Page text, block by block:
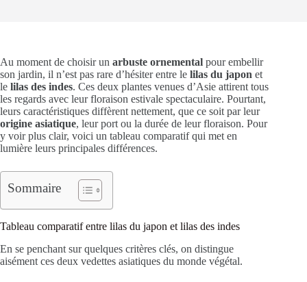
Au moment de choisir un arbuste ornemental pour embellir
son jardin, il n’est pas rare d’hésiter entre le lilas du japon et
le lilas des indes. Ces deux plantes venues d’Asie attirent tous
les regards avec leur floraison estivale spectaculaire. Pourtant,
leurs caractéristiques diffèrent nettement, que ce soit par leur
origine asiatique, leur port ou la durée de leur floraison. Pour
y voir plus clair, voici un tableau comparatif qui met en
lumière leurs principales différences.
Sommaire
Tableau comparatif entre lilas du japon et lilas des indes
En se penchant sur quelques critères clés, on distingue
aisément ces deux vedettes asiatiques du monde végétal.